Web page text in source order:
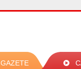
GAZETE